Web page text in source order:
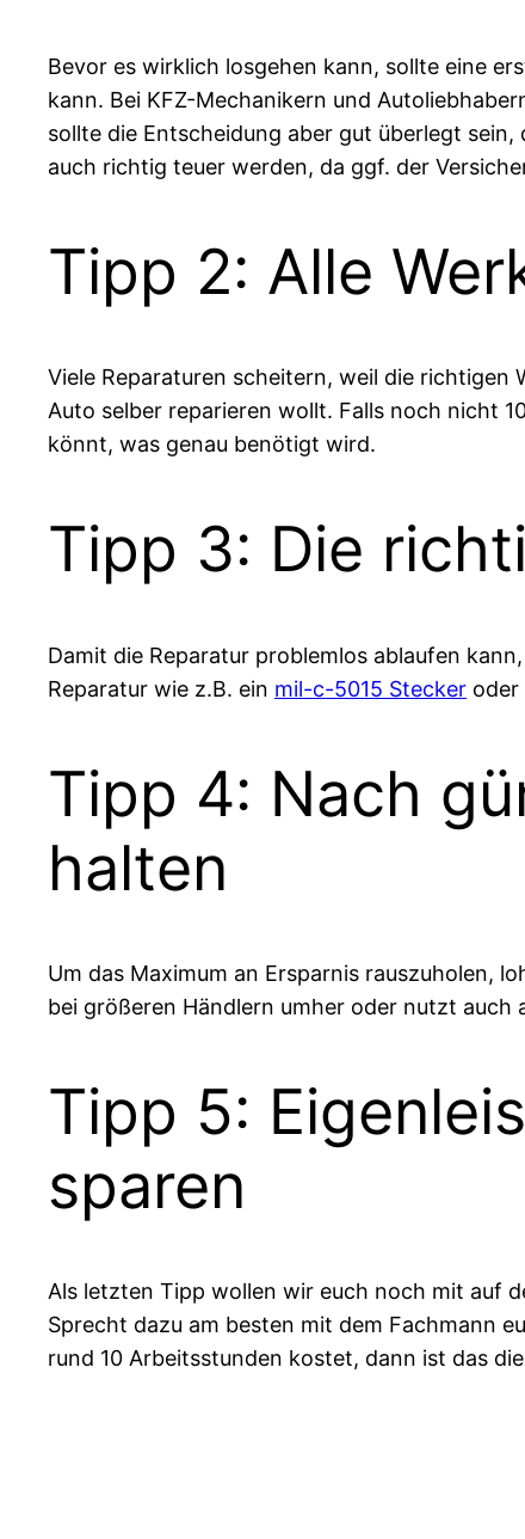
Bevor es wirklich losgehen kann, sollte eine
kann. Bei KFZ-Mechanikern und
sollte die Entscheidung aber gut überlegt
auch richtig teuer werden, da ggf. der
Tipp 2: Alle
Viele Reparaturen scheitern, weil die richtigen
Auto selber reparieren wollt. Falls noch nicht
könnt, was genau benötigt wird.
Tipp 3: Die
Damit die Reparatur problemlos ablaufen
Reparatur wie z.B. ein mil-c-5015 Stecker oder
Tipp 4: Nach
halten
Um das Maximum an Ersparnis rauszuholen,
bei größeren Händlern umher oder nutzt auch
Tipp 5:
sparen
Als letzten Tipp wollen wir euch noch mit auf
Sprecht dazu am besten mit dem Fachmann
rund 10 Arbeitsstunden kostet, dann ist das